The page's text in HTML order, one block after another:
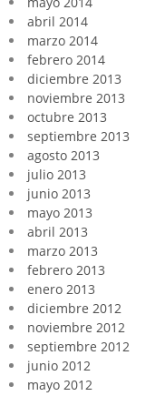
abril 2014
marzo 2014
febrero 2014
diciembre 2013
noviembre 2013
octubre 2013
septiembre 2013
agosto 2013
julio 2013
junio 2013
mayo 2013
abril 2013
marzo 2013
febrero 2013
enero 2013
diciembre 2012
noviembre 2012
septiembre 2012
junio 2012
mayo 2012